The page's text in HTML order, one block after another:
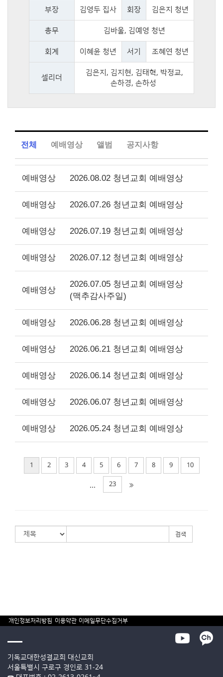
부장 김영두 집사 회장 김은지 청년
총무 김바울, 김예영 청년
회계 이혜윤 청년 서기 조혜연 청년
셀리더
김은지, 김지현, 김태혁, 박정교,
손하경, 손하성
전체 예배영상 앨범 공지사항
예배영상 2026.08.02 청년교회 예배영상
예배영상 2026.07.26 청년교회 예배영상
예배영상 2026.07.19 청년교회 예배영상
예배영상 2026.07.12 청년교회 예배영상
예배영상
2026.07.05 청년교회 예배영상
(맥추감사주일)
예배영상 2026.06.28 청년교회 예배영상
예배영상 2026.06.21 청년교회 예배영상
예배영상 2026.06.14 청년교회 예배영상
예배영상 2026.06.07 청년교회 예배영상
예배영상 2026.05.24 청년교회 예배영상
1 2 3 4 5 6 7 8 9 10
... 23
검색
개인정보처리방침 이용약관 이메일무단수집거부
기독교대한성결교회 대신교회
서울특별시 구로구 경인로 31-24